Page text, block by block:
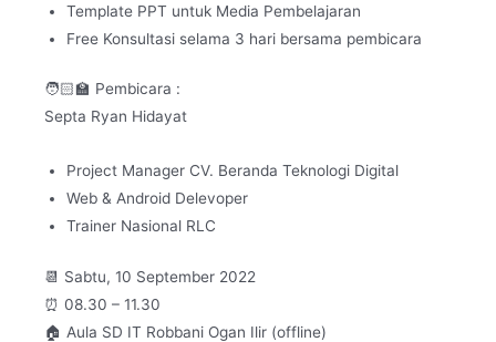
Template PPT untuk Media Pembelajaran
Free Konsultasi selama 3 hari bersama pembicara
🧑🏻‍🏫 Pembicara :
Septa Ryan Hidayat
Project Manager CV. Beranda Teknologi Digital
Web & Android Delevoper
Trainer Nasional RLC
📆 Sabtu, 10 September 2022
⏰ 08.30 – 11.30
🏠 Aula SD IT Robbani Ogan Ilir (offline)